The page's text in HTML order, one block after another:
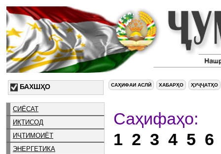
БАХШҲО
СИЁСАТ
ИҚТИСОД
ИҶТИМОИЁТ
ЭНЕРГЕТИКА
САҲИФАИ АСЛӢ ХАБАРҲО ҲУҶҶАТҲО
1 2 3 4 5 6